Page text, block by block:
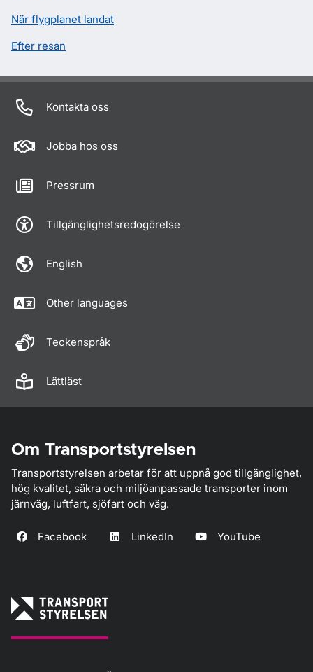
När flygplanet landat
Efter resan
Kontakta oss
Jobba hos oss
Pressrum
Tillgänglighetsredogörelse
English
Other languages
Teckenspråk
Lättläst
Om Transportstyrelsen
Transportstyrelsen arbetar för att uppnå god tillgänglighet,
hög kvalitet, säkra och miljöanpassade transporter inom
järnväg, luftfart, sjöfart och väg.
Facebook LinkedIn YouTube